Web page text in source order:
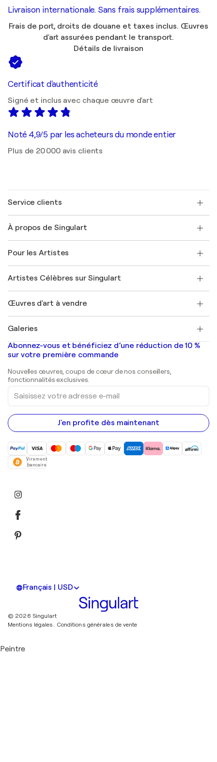
Livraison internationale. Sans frais supplémentaires.
Frais de port, droits de douane et taxes inclus. Œuvres
d'art assurées pendant le transport.
Détails de livraison
Certificat d'authenticité
Signé et inclus avec chaque œuvre d'art
Noté 4,9/5 par les acheteurs du monde entier
Plus de 20 000 avis clients
Service clients
Expédition
Offrir une carte cadeau
Rejoignez notre programme commercial
Mon compte
+33 1 76 44 06 42
À propos de Singulart
FAQ
Magazine Singulart
Emplois
Découvrez une sélection d'art original
Pour les Artistes
Se connecter en tant qu'Artiste
Artistes Célèbres sur Singulart
Marc Chagall
Banksy
Mr. Brainwash
Shepard Fairey
Œuvres d'art à vendre
Tableaux abstraits à vendre
Peintures de paysage
Estampes
Peintures acryliques
Galeries
Galeries d'art en France
Galeries d'art en Belgique
Abonnez-vous et bénéficiez d’une réduction de 10 %
sur votre première commande
Nouvelles œuvres, coups de cœur de nos conseillers,
fonctionnalités exclusives.
Saisissez
votre
adresse
e-
mail
J'en profite dès maintenant
Virement
bancaire
Français | USD
© 2026 Singulart
Mentions légales. Conditions générales de vente
Peintre